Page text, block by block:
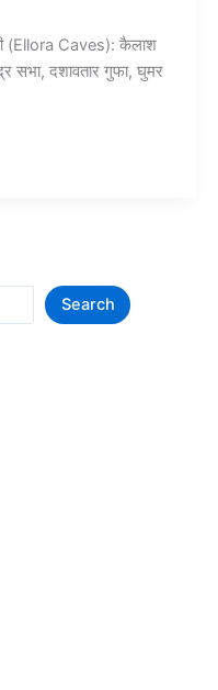
(Ellora Caves): कैलाश
सभा, दशावतार गुफा, घुमर
Search